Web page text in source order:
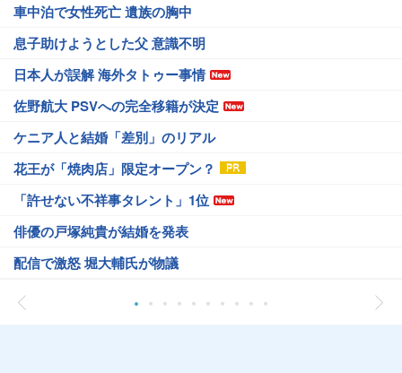
車中泊で女性死亡 遺族の胸中
息子助けようとした父 意識不明
日本人が誤解 海外タトゥー事情
佐野航大 PSVへの完全移籍が決定
ケニア人と結婚「差別」のリアル
花王が「焼肉店」限定オープン？
「許せない不祥事タレント」1位
俳優の戸塚純貴が結婚を発表
配信で激怒 堀大輔氏が物議